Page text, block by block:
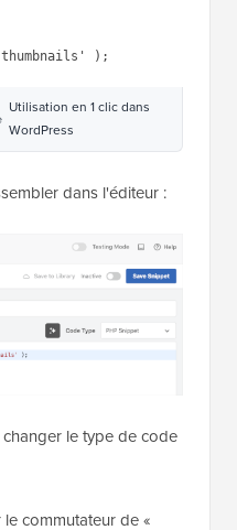
'post-
dans l'éditeur :